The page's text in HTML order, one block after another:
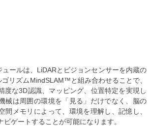
ールは、LiDARとビジョンセンサーを内蔵の
リズムMindSLAM™と組み合わせることで、
度な3D認識、マッピング、位置特定を実現し
械は周囲の環境を「見る」だけでなく、脳の
間メモリによって、環境を理解し、記憶し、
ビゲートすることが可能になります。